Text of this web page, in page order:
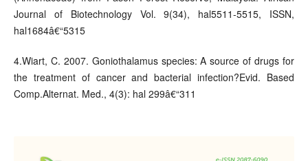
Journal of Biotechnology Vol. 9(34), hal5511-5515, ISSN,
hal1684â€“5315
4.Wiart, C. 2007. Goniothalamus species: A source of drugs for
the treatment of cancer and bacterial infection?Evid. Based
Comp.Alternat. Med., 4(3): hal 299â€“311